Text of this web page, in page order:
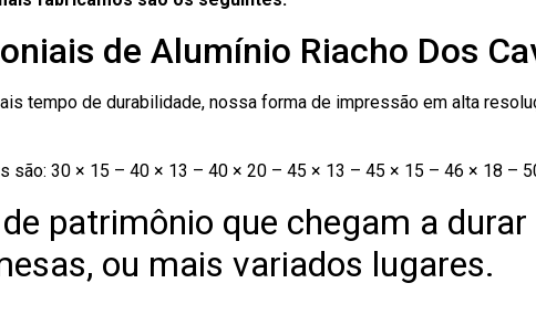
de Alumínio Riacho Dos
tempo de durabilidade, nossa forma de impressão em alta
são: 30 × 15 – 40 × 13 – 40 × 20 – 45 × 13 – 45 × 15 – 46 × 18 –
patrimônio que chegam a
ou mais variados lugares.